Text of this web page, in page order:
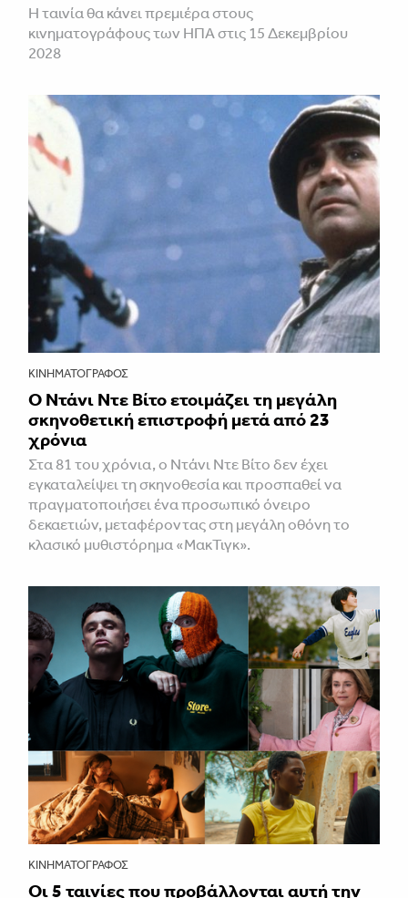
Η ταινία θα κάνει πρεμιέρα στους
κινηματογράφους των ΗΠΑ στις 15 Δεκεμβρίου
2028
ΚΙΝΗΜΑΤΟΓΡΆΦΟΣ
Ο Ντάνι Ντε Βίτο ετοιμάζει τη μεγάλη
σκηνοθετική επιστροφή μετά από 23
χρόνια
Στα 81 του χρόνια, ο Ντάνι Ντε Βίτο δεν έχει
εγκαταλείψει τη σκηνοθεσία και προσπαθεί να
πραγματοποιήσει ένα προσωπικό όνειρο
δεκαετιών, μεταφέροντας στη μεγάλη οθόνη το
κλασικό μυθιστόρημα «ΜακΤιγκ».
ΚΙΝΗΜΑΤΟΓΡΆΦΟΣ
Οι 5 ταινίες που προβάλλονται αυτή την